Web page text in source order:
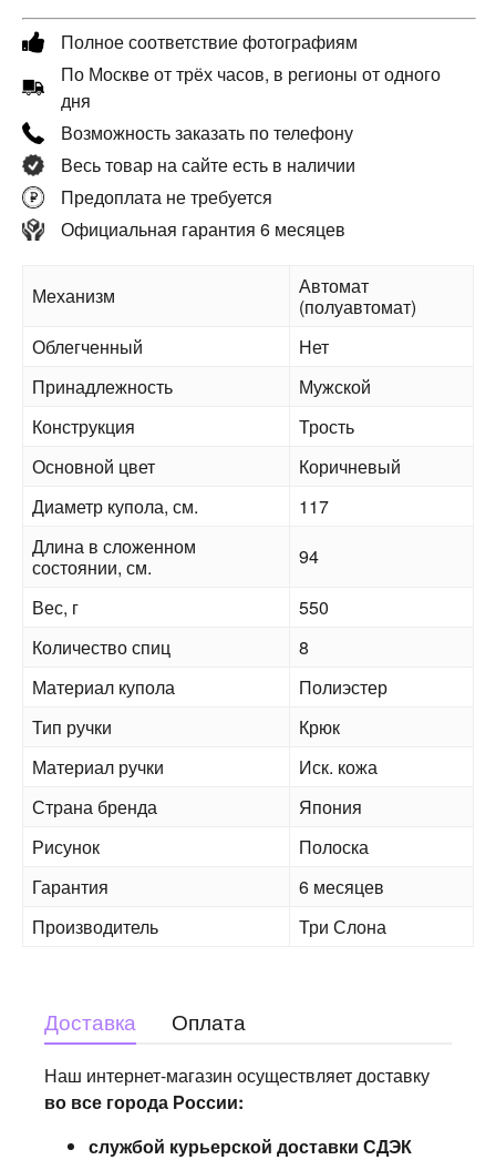
Полное соответствие фотографиям
По Москве от трёх часов, в регионы от одного
дня
Возможность заказать по телефону
Весь товар на сайте есть в наличии
Предоплата не требуется
Официальная гарантия 6 месяцев
Механизм
Автомат
(полуавтомат)
Облегченный
Нет
Принадлежность
Мужской
Конструкция
Трость
Основной цвет
Коричневый
Диаметр купола, см.
117
Длина в сложенном
состоянии, см.
94
Вес, г
550
Количество спиц
8
Материал купола
Полиэстер
Тип ручки
Крюк
Материал ручки
Иск. кожа
Страна бренда
Япония
Рисунок
Полоска
Гарантия
6 месяцев
Производитель
Три Слона
Доставка Оплата
Наш интернет-магазин осуществляет доставку
во все города России:
службой курьерской доставки СДЭК